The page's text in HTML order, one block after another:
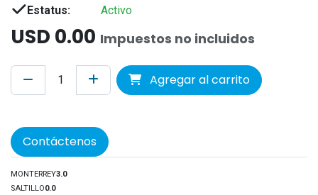
Estatus:
Activo
USD 0.00 Impuestos no incluidos
Agregar al carrito
Contáctenos
MONTERREY3.0
SALTILLO0.0